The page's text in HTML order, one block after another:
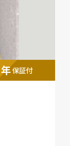
年保証付